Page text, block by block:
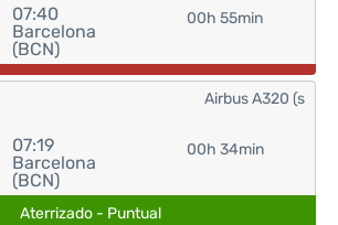
07:40
Barcelona
(BCN)
00h 55min
07:19
Barcelona
(BCN)
00h 34min
Airbus A320 (s
Aterrizado - Puntual